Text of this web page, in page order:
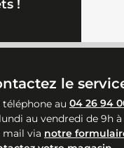
!
le
téléphone au 04 26 94
au vendredi de 9h à
mail via notre